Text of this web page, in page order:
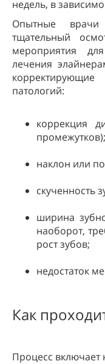
недель, в
Опытные
тщательный
мероприятия
лечения
патологий:
коррекция
промежутков);
наклон или
скученность
ширина
наоборот,
рост зубов;
недостаток
Как
Процесс включает